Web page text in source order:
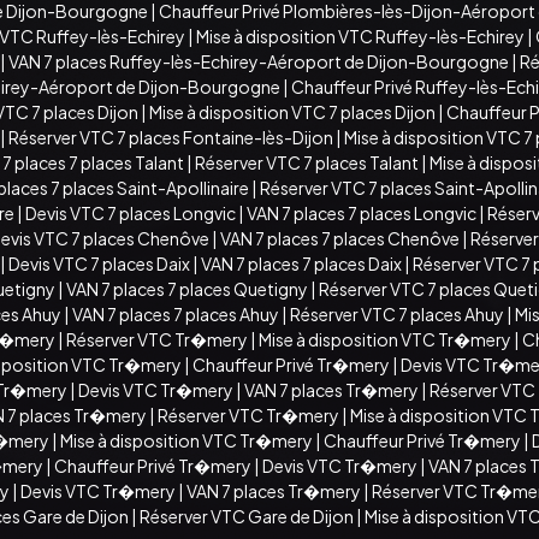
Dijon-Bourgogne | Chauffeur Privé Plombières-lès-Dijon-
Ruffey-lès-Echirey | Mise à disposition VTC Ruffey-lès-Echirey |
VAN 7 places Ruffey-lès-Echirey-Aéroport de Dijon-Bourgogne |
Aéroport de Dijon-Bourgogne | Chauffeur Privé Ruffey-lès-
7 places Dijon | Mise à disposition VTC 7 places Dijon | Chauffeur
| Réserver VTC 7 places Fontaine-lès-Dijon | Mise à disposition VTC
7 places 7 places Talant | Réserver VTC 7 places Talant | Mise à
7 places Saint-Apollinaire | Réserver VTC 7 places Saint-
| Devis VTC 7 places Longvic| VAN 7 places 7 places Longvic|
VTC 7 places Chenôve | VAN 7 places 7 places Chenôve |
Devis VTC 7 places Daix| VAN 7 places 7 places Daix| Réserver VTC 7
| VAN 7 places 7 places Quetigny | Réserver VTC 7 places
Ahuy | VAN 7 places 7 places Ahuy | Réserver VTC 7 places Ahuy |
| Réserver VTC Tr�mery | Mise à disposition VTC Tr�mery |
VTC Tr�mery | Chauffeur Privé Tr�mery | Devis VTC
| Devis VTC Tr�mery | VAN 7 places Tr�mery | Réserver
7 places Tr�mery | Réserver VTC Tr�mery | Mise à disposition VTC
| Mise à disposition VTC Tr�mery | Chauffeur Privé Tr�mery |
| Chauffeur Privé Tr�mery | Devis VTC Tr�mery | VAN 7 places
| Devis VTC Tr�mery | VAN 7 places Tr�mery | Réserver VTC
Gare de Dijon | Réserver VTC Gare de Dijon | Mise à disposition